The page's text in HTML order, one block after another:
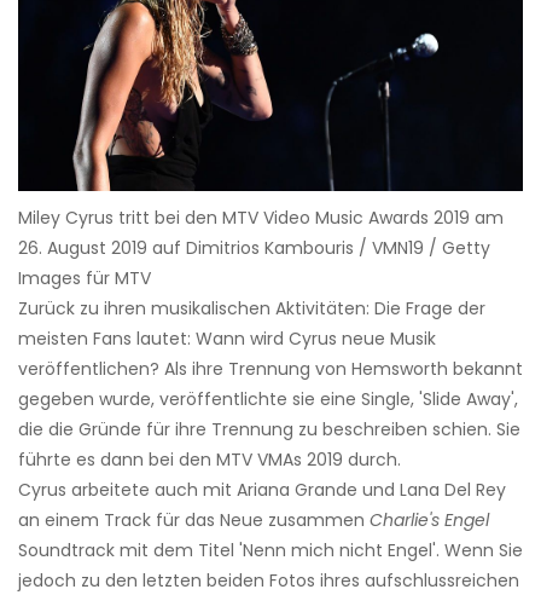
Miley Cyrus tritt bei den MTV Video Music Awards 2019 am
26. August 2019 auf Dimitrios Kambouris / VMN19 / Getty
Images für MTV
Zurück zu ihren musikalischen Aktivitäten: Die Frage der
meisten Fans lautet: Wann wird Cyrus neue Musik
veröffentlichen? Als ihre Trennung von Hemsworth bekannt
gegeben wurde, veröffentlichte sie eine Single, 'Slide Away',
die die Gründe für ihre Trennung zu beschreiben schien. Sie
führte es dann bei den MTV VMAs 2019 durch.
Cyrus arbeitete auch mit Ariana Grande und Lana Del Rey
an einem Track für das Neue zusammen Charlie's Engel
Soundtrack mit dem Titel 'Nenn mich nicht Engel'. Wenn Sie
jedoch zu den letzten beiden Fotos ihres aufschlussreichen